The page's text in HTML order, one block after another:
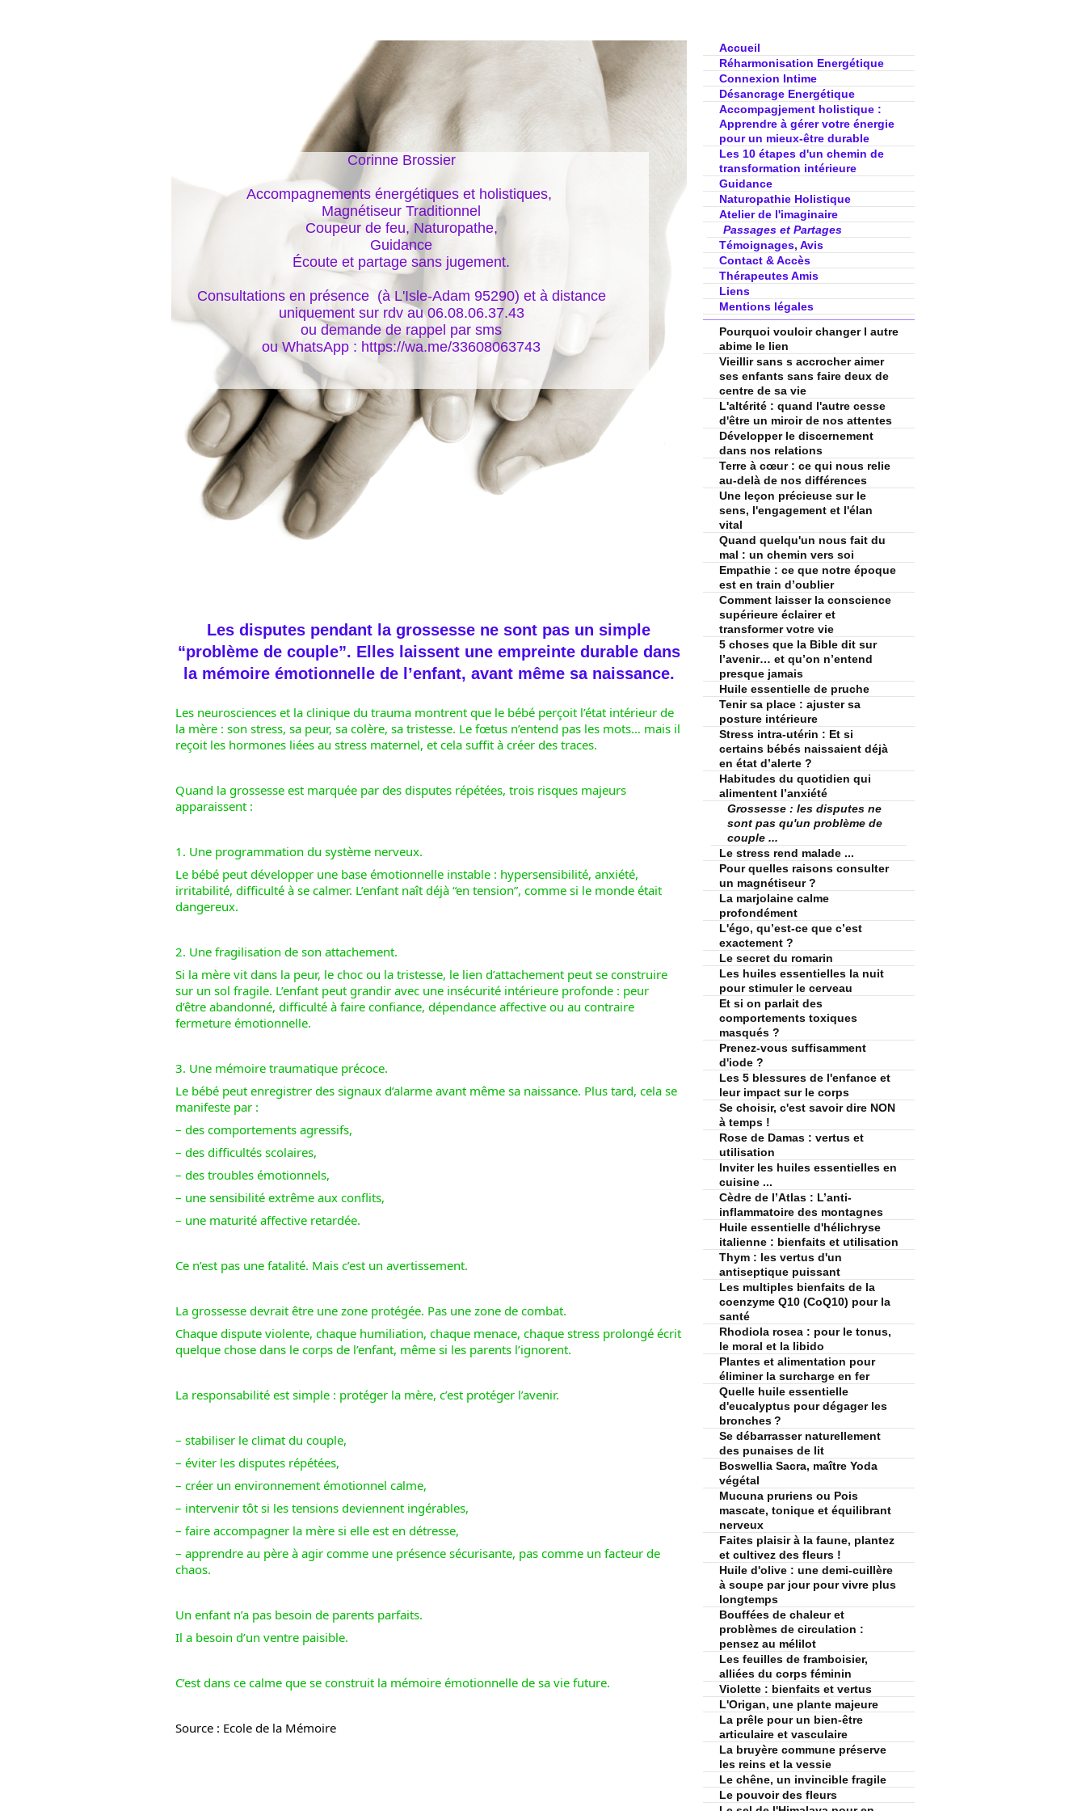
Corinne Brossier
Accompagnements énergétiques et holistiques,
Magnétiseur Traditionnel
Coupeur de feu, Naturopathe,
Guidance
Écoute et partage sans jugement.
Consultations en présence  (à L'Isle-Adam 95290) et à distance
uniquement sur rdv au 06.08.06.37.43
ou demande de rappel par sms
ou WhatsApp : https://wa.me/33608063743
Les disputes pendant la grossesse ne sont pas un simple
“problème de couple”. Elles laissent une empreinte durable dans
la mémoire émotionnelle de l’enfant, avant même sa naissance.
Les neurosciences et la clinique du trauma montrent que le bébé perçoit l’état intérieur de
la mère : son stress, sa peur, sa colère, sa tristesse. Le fœtus n’entend pas les mots… mais il
reçoit les hormones liées au stress maternel, et cela suffit à créer des traces.
Quand la grossesse est marquée par des disputes répétées, trois risques majeurs
apparaissent :
1. Une programmation du système nerveux.
Le bébé peut développer une base émotionnelle instable : hypersensibilité, anxiété,
irritabilité, difficulté à se calmer. L’enfant naît déjà “en tension”, comme si le monde était
dangereux.
2. Une fragilisation de son attachement.
Si la mère vit dans la peur, le choc ou la tristesse, le lien d’attachement peut se construire
sur un sol fragile. L’enfant peut grandir avec une insécurité intérieure profonde : peur
d’être abandonné, difficulté à faire confiance, dépendance affective ou au contraire
fermeture émotionnelle.
3. Une mémoire traumatique précoce.
Le bébé peut enregistrer des signaux d’alarme avant même sa naissance. Plus tard, cela se
manifeste par :
– des comportements agressifs,
– des difficultés scolaires,
– des troubles émotionnels,
– une sensibilité extrême aux conflits,
– une maturité affective retardée.
Ce n’est pas une fatalité. Mais c’est un avertissement.
La grossesse devrait être une zone protégée. Pas une zone de combat.
Chaque dispute violente, chaque humiliation, chaque menace, chaque stress prolongé écrit
quelque chose dans le corps de l’enfant, même si les parents l’ignorent.
La responsabilité est simple : protéger la mère, c’est protéger l’avenir.
– stabiliser le climat du couple,
– éviter les disputes répétées,
– créer un environnement émotionnel calme,
– intervenir tôt si les tensions deviennent ingérables,
– faire accompagner la mère si elle est en détresse,
– apprendre au père à agir comme une présence sécurisante, pas comme un facteur de
chaos.
Un enfant n’a pas besoin de parents parfaits.
Il a besoin d’un ventre paisible.
C’est dans ce calme que se construit la mémoire émotionnelle de sa vie future.
Source : Ecole de la Mémoire
Accueil
Réharmonisation Energétique
Connexion Intime
Désancrage Energétique
Accompagjement holistique :
Apprendre à gérer votre énergie
pour un mieux-être durable
Les 10 étapes d'un chemin de
transformation intérieure
Guidance
Naturopathie Holistique
Atelier de l'imaginaire
Passages et Partages
Témoignages, Avis
Contact & Accès
Thérapeutes Amis
Liens
Mentions légales
Pourquoi vouloir changer l autre
abime le lien
Vieillir sans s accrocher aimer
ses enfants sans faire deux de
centre de sa vie
L'altérité : quand l'autre cesse
d'être un miroir de nos attentes
Développer le discernement
dans nos relations
Terre à cœur : ce qui nous relie
au-delà de nos différences
Une leçon précieuse sur le
sens, l'engagement et l'élan
vital
Quand quelqu'un nous fait du
mal : un chemin vers soi
Empathie : ce que notre époque
est en train d’oublier
Comment laisser la conscience
supérieure éclairer et
transformer votre vie
5 choses que la Bible dit sur
l’avenir… et qu’on n’entend
presque jamais
Huile essentielle de pruche
Tenir sa place : ajuster sa
posture intérieure
Stress intra-utérin : Et si
certains bébés naissaient déjà
en état d’alerte ?
Habitudes du quotidien qui
alimentent l’anxiété
Grossesse : les disputes ne
sont pas qu'un problème de
couple ...
Le stress rend malade ...
Pour quelles raisons consulter
un magnétiseur ?
La marjolaine calme
profondément
L'égo, qu’est-ce que c’est
exactement ?
Le secret du romarin
Les huiles essentielles la nuit
pour stimuler le cerveau
Et si on parlait des
comportements toxiques
masqués ?
Prenez-vous suffisamment
d'iode ?
Les 5 blessures de l'enfance et
leur impact sur le corps
Se choisir, c'est savoir dire NON
à temps !
Rose de Damas : vertus et
utilisation
Inviter les huiles essentielles en
cuisine ...
Cèdre de l’Atlas : L’anti-
inflammatoire des montagnes
Huile essentielle d'hélichryse
italienne : bienfaits et utilisation
Thym : les vertus d'un
antiseptique puissant
Les multiples bienfaits de la
coenzyme Q10 (CoQ10) pour la
santé
Rhodiola rosea : pour le tonus,
le moral et la libido
Plantes et alimentation pour
éliminer la surcharge en fer
Quelle huile essentielle
d'eucalyptus pour dégager les
bronches ?
Se débarrasser naturellement
des punaises de lit
Boswellia Sacra, maître Yoda
végétal
Mucuna pruriens ou Pois
mascate, tonique et équilibrant
nerveux
Faites plaisir à la faune, plantez
et cultivez des fleurs !
Huile d'olive : une demi-cuillère
à soupe par jour pour vivre plus
longtemps
Bouffées de chaleur et
problèmes de circulation :
pensez au mélilot
Les feuilles de framboisier,
alliées du corps féminin
Violette : bienfaits et vertus
L'Origan, une plante majeure
La prêle pour un bien-être
articulaire et vasculaire
La bruyère commune préserve
les reins et la vessie
Le chêne, un invincible fragile
Le pouvoir des fleurs